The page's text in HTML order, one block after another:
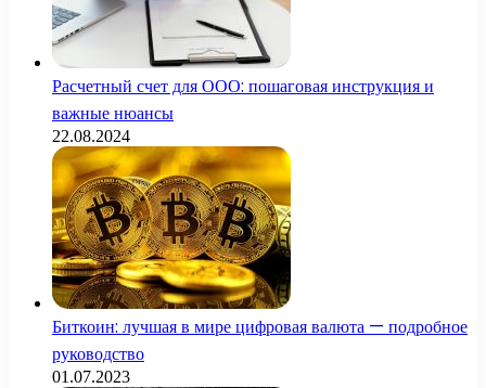
Расчетный счет для ООО: пошаговая инструкция и
важные нюансы
22.08.2024
Биткоин: лучшая в мире цифровая валюта — подробное
руководство
01.07.2023